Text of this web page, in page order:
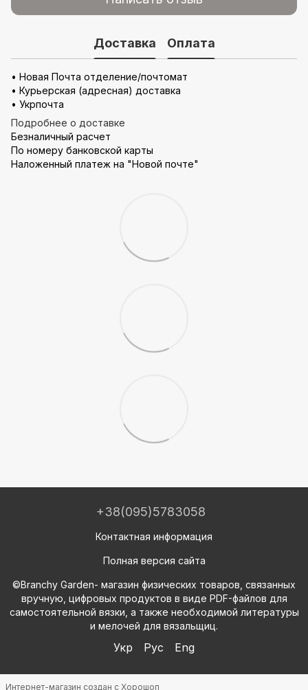
Доставка Оплата
• Новая Почта отделение/почтомат
• Курьерская (адресная) доставка
• Укрпочта
Подробнее о доставке
Безналичный расчет
По номеру банковской карты
Наложенный платеж на "Новой почте"
+38(095)5783058
Контактная информация
Полная версия сайта
©Branchy Garden- магазин физических товаров, связанных
вручную, цифровых продуктов в виде PDF-файлов для
самостоятельной вязки, а также необходимой литературы
и мелочей для вязальщиц.
Укр Рус Eng
Интернет-магазин создан с Хорошоп